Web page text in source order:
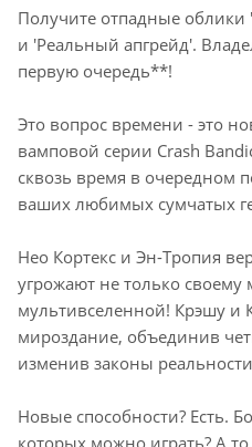
Получите отпадные
и 'Реальный апгрейд'.
первую очередь**!
Это вопрос времени - это
вамповой серии Crash
сквозь время в очередном
ваших любимых сумчатых
Нео Кортекс и Эн-Тропия
угрожают не только своему
мультивселенной! Крэшу и
мироздание, объединив
изменив законы
Новые способности? Есть.